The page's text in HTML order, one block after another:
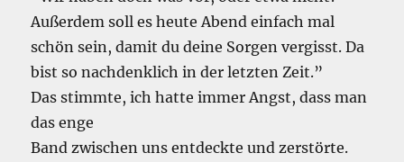
Außerdem soll es heute Abend einfach mal
schön sein, damit du deine Sorgen vergisst. Da
bist so nachdenklich in der letzten Zeit.”
Das stimmte, ich hatte immer Angst, dass man
das enge
Band zwischen uns entdeckte und zerstörte.